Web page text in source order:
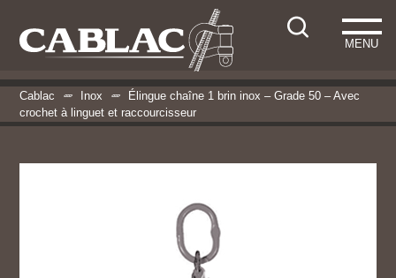
MENU
Cablac Inox
Élingue chaîne 1 brin inox – Grade 50 – Avec
crochet à linguet et raccourcisseur